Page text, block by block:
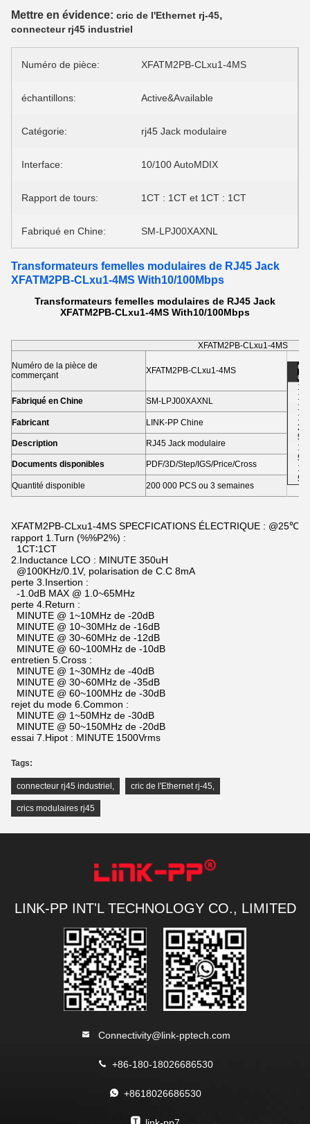
Mettre en évidence: cric de l'Ethernet rj-45,
connecteur rj45 industriel
Numéro de pièce: XFATM2PB-CLxu1-4MS
échantillons: Active&Available
Catégorie: rj45 Jack modulaire
Interface: 10/100 AutoMDIX
Rapport de tours: 1CT : 1CT et 1CT : 1CT
Fabriqué en Chine: SM-LPJ00XAXNL
Transformateurs femelles modulaires de RJ45 Jack
XFATM2PB-CLxu1-4MS With10/100Mbps
Transformateurs femelles modulaires de RJ45 Jack
XFATM2PB-CLxu1-4MS With10/100Mbps
XFATM2PB-CLxu1-4MS
Numéro de la pièce de
commerçant
XFATM2PB-CLxu1-4MS
1-5
5
10
50
Fabriqué en Chine SM-LPJ00XAXNL
Fabricant LINK-PP Chine
Description RJ45 Jack modulaire
Documents disponibles PDF/3D/Step/IGS/Price/Cross
Quantité disponible 200 000 PCS ou 3 semaines
XFATM2PB-CLxu1-4MS SPECFICATIONS ÉLECTRIQUE : @25℃
rapport 1.Turn (%%P2%) :
1CT∶1CT
2.Inductance LCO : MINUTE 350uH
@100KHz/0.1V, polarisation de C.C 8mA
perte 3.Insertion :
-1.0dB MAX @ 1.0~65MHz
perte 4.Return :
MINUTE @ 1~10MHz de -20dB
MINUTE @ 10~30MHz de -16dB
MINUTE @ 30~60MHz de -12dB
MINUTE @ 60~100MHz de -10dB
entretien 5.Cross :
MINUTE @ 1~30MHz de -40dB
MINUTE @ 30~60MHz de -35dB
MINUTE @ 60~100MHz de -30dB
rejet du mode 6.Common :
MINUTE @ 1~50MHz de -30dB
MINUTE @ 50~150MHz de -20dB
essai 7.Hipot : MINUTE 1500Vrms
Tags:
connecteur rj45 industriel , cric de l'Ethernet rj-45,
crics modulaires rj45
LINK-PP INT'L TECHNOLOGY CO., LIMITED
Connectivity@link-pptech.com
+86-180-18026686530
+8618026686530